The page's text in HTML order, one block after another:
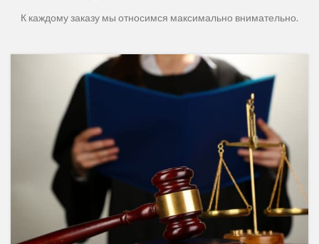
К каждому заказу мы относимся максимально внимательно.